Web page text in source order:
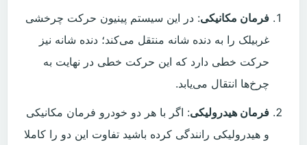
فرمان مکانیکی: در این سیستم پینیون حرکت چرخشی
غربیلک را به دنده شانه منتقل می‌کند؛ دنده شانه نیز
حرکت خطی دارد که این حرکت خطی در نهایت به
چرخ‌ها انتقال می‌یابد.
فرمان هیدرولیکی: اگر با هر دو خودرو فرمان مکانیکی
و هیدرولیکی رانندگی کرده باشید تفاوت این دو را کاملا